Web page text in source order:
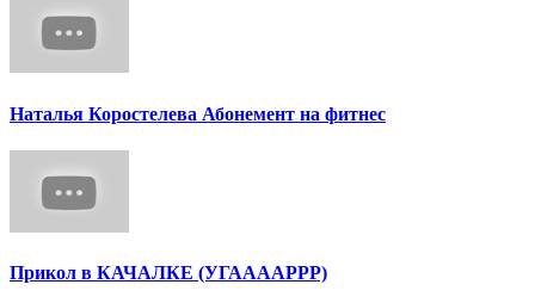
Наталья Коростелева Абонемент на фитнес
Прикол в КАЧАЛКЕ (УГААААРРР)